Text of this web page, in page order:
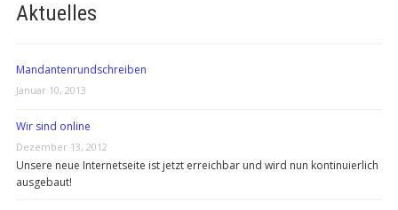
Aktuelles
Mandantenrundschreiben
Januar 10, 2013
Wir sind online
Dezember 13, 2012
Unsere neue Internetseite ist jetzt erreichbar und wird nun kontinuierlich
ausgebaut!